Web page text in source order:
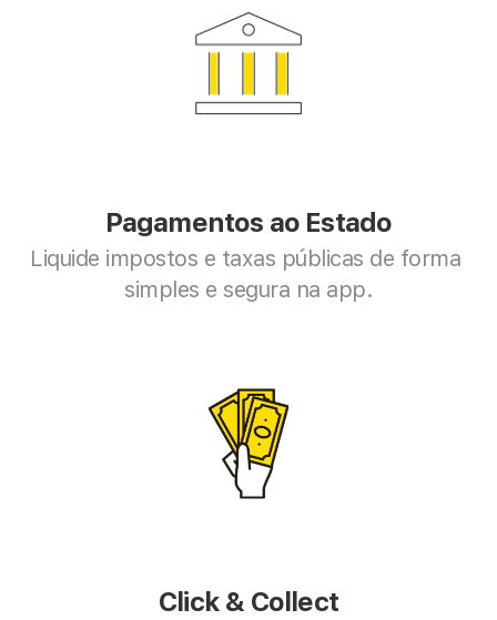
Pagamentos ao Estado
Liquide impostos e taxas públicas de forma
simples e segura na app.
Click & Collect